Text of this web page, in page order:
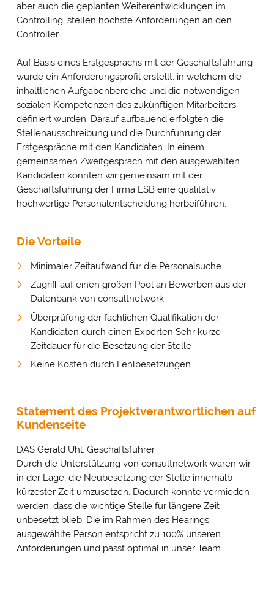
aber auch die geplanten Weiterentwicklungen im
Controlling, stellen höchste Anforderungen an den
Controller.
Auf Basis eines Erstgesprächs mit der Geschäftsführung
wurde ein Anforderungsprofil erstellt, in welchem die
inhaltlichen Aufgabenbereiche und die notwendigen
sozialen Kompetenzen des zukünftigen Mitarbeiters
definiert wurden. Darauf aufbauend erfolgten die
Stellenausschreibung und die Durchführung der
Erstgespräche mit den Kandidaten. In einem
gemeinsamen Zweitgespräch mit den ausgewählten
Kandidaten konnten wir gemeinsam mit der
Geschäftsführung der Firma LSB eine qualitativ
hochwertige Personalentscheidung herbeiführen.
Die Vorteile
Minimaler Zeitaufwand für die Personalsuche
Zugriff auf einen großen Pool an Bewerben aus der
Datenbank von consultnetwork
Überprüfung der fachlichen Qualifikation der
Kandidaten durch einen Experten Sehr kurze
Zeitdauer für die Besetzung der Stelle
Keine Kosten durch Fehlbesetzungen
Statement des Projektverantwortlichen auf
Kundenseite
DAS Gerald Uhl, Geschäftsführer
Durch die Unterstützung von consultnetwork waren wir
in der Lage, die Neubesetzung der Stelle innerhalb
kürzester Zeit umzusetzen. Dadurch konnte vermieden
werden, dass die wichtige Stelle für längere Zeit
unbesetzt blieb. Die im Rahmen des Hearings
ausgewählte Person entspricht zu 100% unseren
Anforderungen und passt optimal in unser Team.